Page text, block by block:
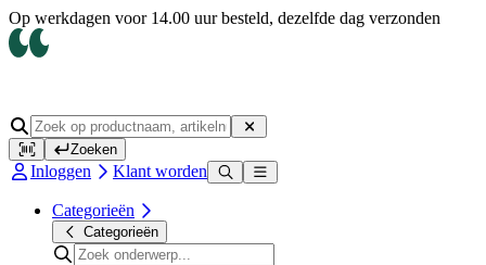
Op werkdagen voor 14.00 uur besteld, dezelfde dag verzonden
Zoeken
Inloggen Klant worden
Categorieën
Categorieën